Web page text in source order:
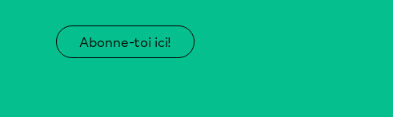
Abonne-toi ici!